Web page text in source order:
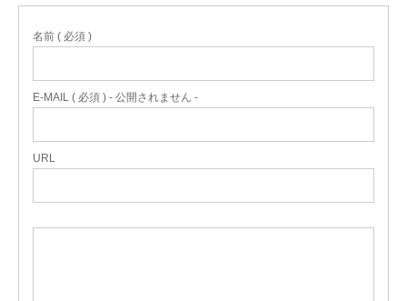
名前 ( 必須 )
E-MAIL ( 必須 ) - 公開されません -
URL